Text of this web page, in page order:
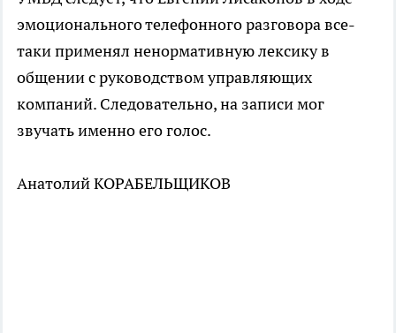
эмоционального телефонного разговора все-
таки применял ненормативную лексику в
общении с руководством управляющих
компаний. Следовательно, на записи мог
звучать именно его голос.
Анатолий КОРАБЕЛЬЩИКОВ